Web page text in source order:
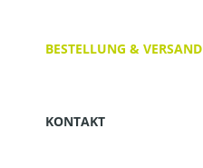
BESTELLUNG & VERSAND
KONTAKT